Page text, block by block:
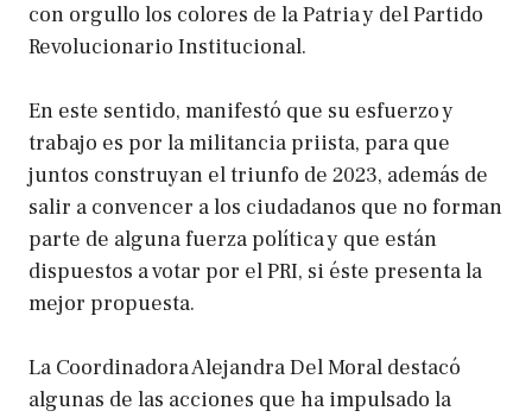
con orgullo los colores de la Patria y del Partido
Revolucionario Institucional.
En este sentido, manifestó que su esfuerzo y
trabajo es por la militancia priista, para que
juntos construyan el triunfo de 2023, además de
salir a convencer a los ciudadanos que no forman
parte de alguna fuerza política y que están
dispuestos a votar por el PRI, si éste presenta la
mejor propuesta.
La Coordinadora Alejandra Del Moral destacó
algunas de las acciones que ha impulsado la